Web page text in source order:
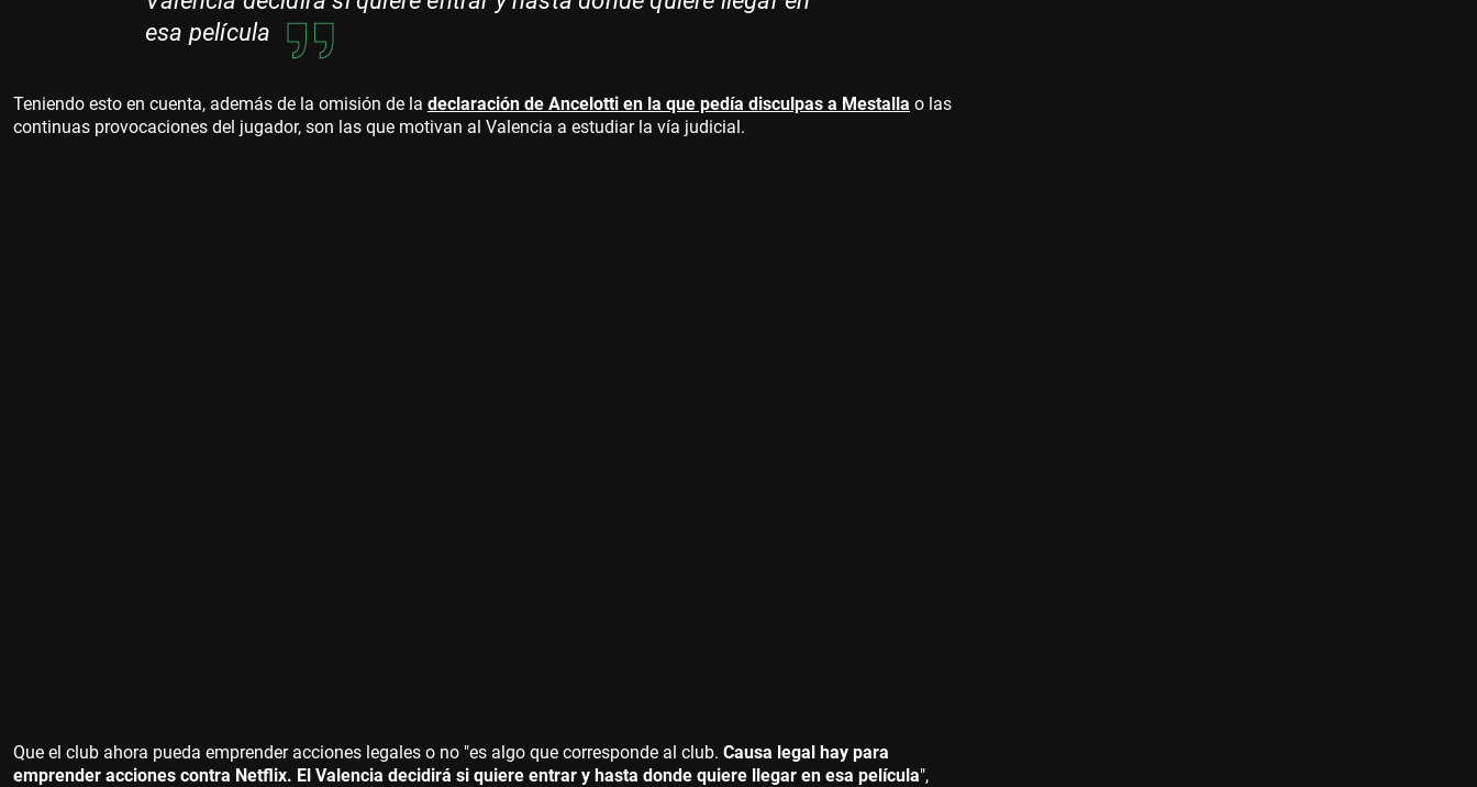
esa película
Teniendo esto en cuenta, además de la omisión de la declaración de Ancelotti en la que pedía disculpas a Mestalla o las
continuas provocaciones del jugador, son las que motivan al Valencia a estudiar la vía judicial.
Que el club ahora pueda emprender acciones legales o no "es algo que corresponde al club. Causa legal hay para
emprender acciones contra Netflix. El Valencia decidirá si quiere entrar y hasta donde quiere llegar en esa película",